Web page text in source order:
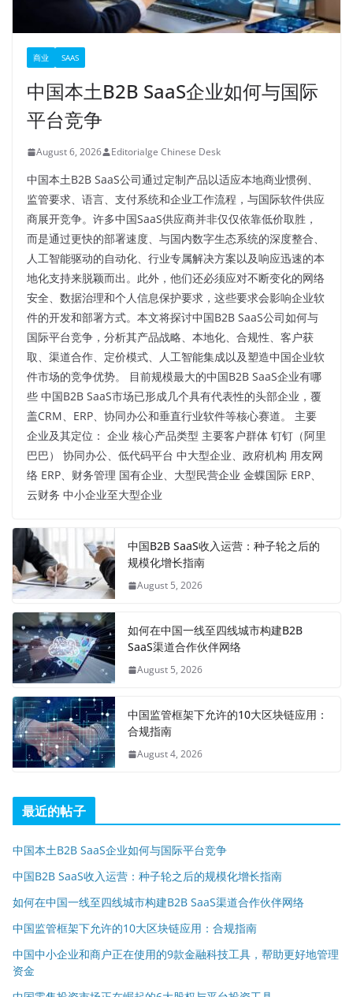
商业 SAAS
中国本土B2B SaaS企业如何与国际
平台竞争
August 6, 2026 Editorialge Chinese Desk
中国本土B2B SaaS公司通过定制产品以适应本地商业惯例、
监管要求、语言、支付系统和企业工作流程，与国际软件供应
商展开竞争。许多中国SaaS供应商并非仅仅依靠低价取胜，
而是通过更快的部署速度、与国内数字生态系统的深度整合、
人工智能驱动的自动化、行业专属解决方案以及响应迅速的本
地化支持来脱颖而出。此外，他们还必须应对不断变化的网络
安全、数据治理和个人信息保护要求，这些要求会影响企业软
件的开发和部署方式。本文将探讨中国B2B SaaS公司如何与
国际平台竞争，分析其产品战略、本地化、合规性、客户获
取、渠道合作、定价模式、人工智能集成以及塑造中国企业软
件市场的竞争优势。 目前规模最大的中国B2B SaaS企业有哪
些 中国B2B SaaS市场已形成几个具有代表性的头部企业，覆
盖CRM、ERP、协同办公和垂直行业软件等核心赛道。 主要
企业及其定位： 企业 核心产品类型 主要客户群体 钉钉（阿里
巴巴） 协同办公、低代码平台 中大型企业、政府机构 用友网
络 ERP、财务管理 国有企业、大型民营企业 金蝶国际 ERP、
云财务 中小企业至大型企业
中国B2B SaaS收入运营：种子轮之后的
规模化增长指南
August 5, 2026
如何在中国一线至四线城市构建B2B
SaaS渠道合作伙伴网络
August 5, 2026
中国监管框架下允许的10大区块链应用：
合规指南
August 4, 2026
最近的帖子
中国本土B2B SaaS企业如何与国际平台竞争
中国B2B SaaS收入运营：种子轮之后的规模化增长指南
如何在中国一线至四线城市构建B2B SaaS渠道合作伙伴网络
中国监管框架下允许的10大区块链应用：合规指南
中国中小企业和商户正在使用的9款金融科技工具，帮助更好地管理
资金